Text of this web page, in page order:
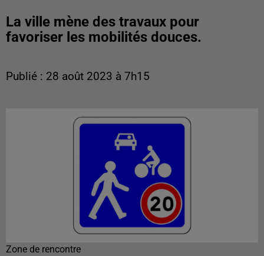
La ville mène des travaux pour
favoriser les mobilités douces.
Publié : 28 août 2023 à 7h15
Zone de rencontre